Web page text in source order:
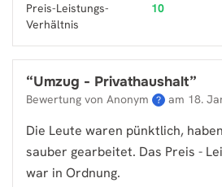
Preis-Leistungs-
Verhältnis
10
“Umzug - Privathaushalt”
Bewertung von Anonym ? am 18.
Die Leute waren pünktlich,
sauber gearbeitet. Das Preis -
war in Ordnung.